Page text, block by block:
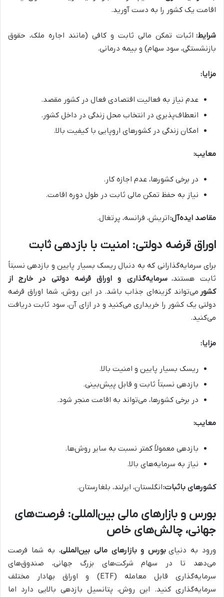
اقامت یک کشور را به دست آورید.
شرایط: اثبات تمکن مالی ثابت و کافی (مانند اجاره ملک، حقوق
بازنشستگی، سود سهام) و بیمه درمانی.
مزایا:
عدم نیاز به فعالیت اقتصادی فعال در کشور مقصد.
انعطاف‌پذیری در انتخاب محل زندگی در داخل کشور.
امکان زندگی در کشورهای اروپایی با کیفیت بالا.
معایب:
در برخی کشورها، عدم اجازه کار.
نیاز به حفظ تمکن مالی ثابت در طول دوره اقامت.
مقاصد ایده‌آل:اتریش، فرانسه، پرتغال.
اوراق قرضه دولتی: امنیت با بازدهی ثابت
برای سرمایه‌گذارانی که به دنبال ریسک بسیار پایین و بازدهی نسبتاً
ثابت هستند، سرمایه‌گذاری و اوراق قرضه دولتی در خارج از
کشور می‌تواند گزینه‌ای جذاب باشد. در این روش، شما اوراق قرضه
دولتی یک کشور را خریداری می‌کنید و در ازای آن، سود ثابت دریافت
می‌کنید.
مزایا:
ریسک بسیار پایین و امنیت بالا.
بازدهی نسبتاً ثابت و قابل پیش‌بینی.
در برخی کشورها، می‌تواند به اقامت منجر شود.
معایب:
بازدهی معمولاً کمتر نسبت به سایر روش‌ها.
نیاز به سرمایه‌های بالا.
کشورهای باثبات:انگلستان، ایرلند، بلغارستان.
بورس و بازارهای مالی بین‌المللی: فرصت‌های
جهانی، چالش‌های خاص
ورود به دنیای بورس و بازارهای مالی بین‌المللی، به شما فرصت
می‌دهد تا در سهام شرکت‌های بزرگ جهانی، صندوق‌های
سرمایه‌گذاری قابل معامله (ETF) و اوراق بهادار مختلف
سرمایه‌گذاری کنید. این روش، پتانسیل بازدهی بالایی دارد اما